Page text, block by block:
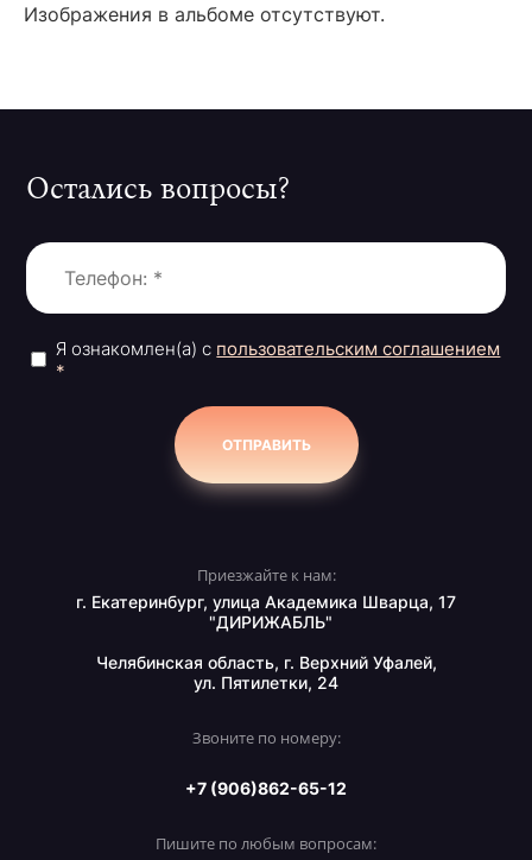
Изображения в альбоме отсутствуют.
Приезжайте к нам:
г. Екатеринбург, улица Академика Шварца, 17
"ДИРИЖАБЛЬ"
Челябинская область, г. Верхний Уфалей,
ул. Пятилетки, 24
Звоните по номеру:
+7 (906)862-65-12
Пишите по любым вопросам:
Остались вопросы?
Я ознакомлен(а) с пользовательским соглашением
*
ОТПРАВИТЬ